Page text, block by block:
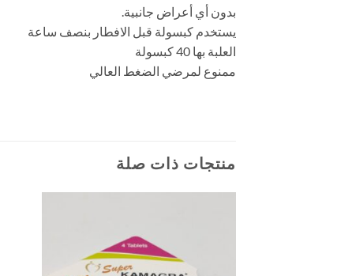
بدون أي أعراض جانبية.
يستخدم كبسولة قبل الافطار بنصف ساعة
العلبة بها 40 كبسولة
ممنوع لمرضي الضغط العالي
منتجات ذات صلة